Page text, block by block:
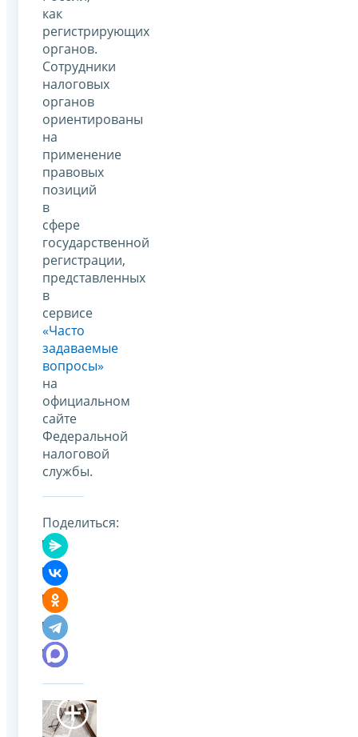
как
регистрирующих
органов.
Сотрудники
налоговых
органов
ориентированы
на
применение
правовых
позиций
в
сфере
государственной
регистрации,
представленных
в
сервисе
«Часто
задаваемые
вопросы»
на
официальном
сайте
Федеральной
налоговой
службы.
Поделиться: